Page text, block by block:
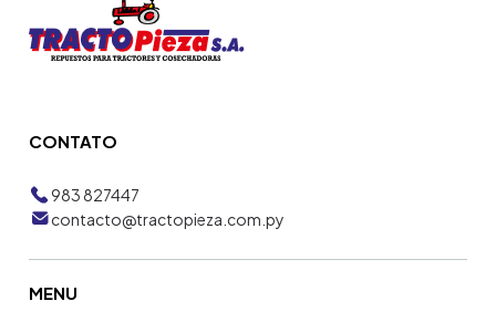
CONTATO
983 827447
contacto@tractopieza.com.py
MENU